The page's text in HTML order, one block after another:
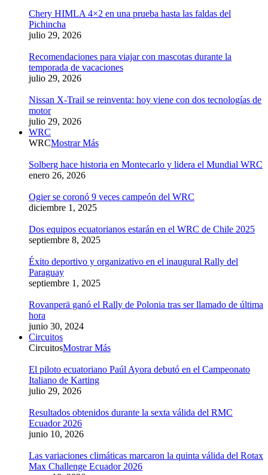
Chery HIMLA 4×2 en una prueba hasta las faldas del
Pichincha
julio 29, 2026
Recomendaciones para viajar con mascotas durante la
temporada de vacaciones
julio 29, 2026
Nissan X-Trail se reinventa: hoy viene con dos tecnologías de
motor
julio 29, 2026
WRC
WRCMostrar Más
Solberg hace historia en Montecarlo y lidera el Mundial WRC
enero 26, 2026
Ogier se coronó 9 veces campeón del WRC
diciembre 1, 2025
Dos equipos ecuatorianos estarán en el WRC de Chile 2025
septiembre 8, 2025
Éxito deportivo y organizativo en el inaugural Rally del
Paraguay
septiembre 1, 2025
Rovanperä ganó el Rally de Polonia tras ser llamado de última
hora
junio 30, 2024
Circuitos
CircuitosMostrar Más
El piloto ecuatoriano Paúl Ayora debutó en el Campeonato
Italiano de Karting
julio 29, 2026
Resultados obtenidos durante la sexta válida del RMC
Ecuador 2026
junio 10, 2026
Las variaciones climáticas marcaron la quinta válida del Rotax
Max Challenge Ecuador 2026